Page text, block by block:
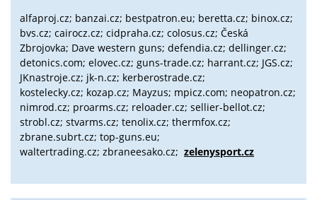
alfaproj.cz; banzai.cz; bestpatron.eu; beretta.cz; binox.cz;
bvs.cz; cairocz.cz; cidpraha.cz; colosus.cz; Česká
Zbrojovka; Dave western guns; defendia.cz; dellinger.cz;
detonics.com; elovec.cz; guns-trade.cz; harrant.cz; JGS.cz;
JKnastroje.cz; jk-n.cz; kerberostrade.cz;
kostelecky.cz; kozap.cz; Mayzus; mpicz.com; neopatron.cz;
nimrod.cz; proarms.cz; reloader.cz; sellier-bellot.cz;
strobl.cz; stvarms.cz; tenolix.cz; thermfox.cz;
zbrane.subrt.cz; top-guns.eu;
waltertrading.cz; zbraneesako.cz; zelenysport.cz